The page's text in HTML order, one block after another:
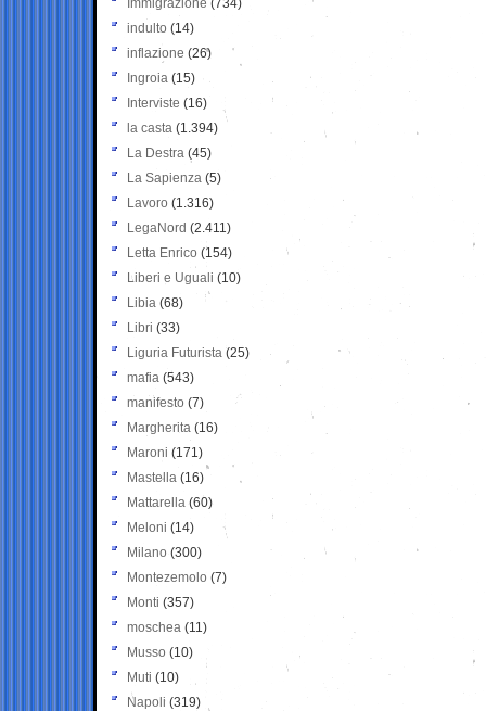
Immigrazione (734)
indulto (14)
inflazione (26)
Ingroia (15)
Interviste (16)
la casta (1.394)
La Destra (45)
La Sapienza (5)
Lavoro (1.316)
LegaNord (2.411)
Letta Enrico (154)
Liberi e Uguali (10)
Libia (68)
Libri (33)
Liguria Futurista (25)
mafia (543)
manifesto (7)
Margherita (16)
Maroni (171)
Mastella (16)
Mattarella (60)
Meloni (14)
Milano (300)
Montezemolo (7)
Monti (357)
moschea (11)
Musso (10)
Muti (10)
Napoli (319)